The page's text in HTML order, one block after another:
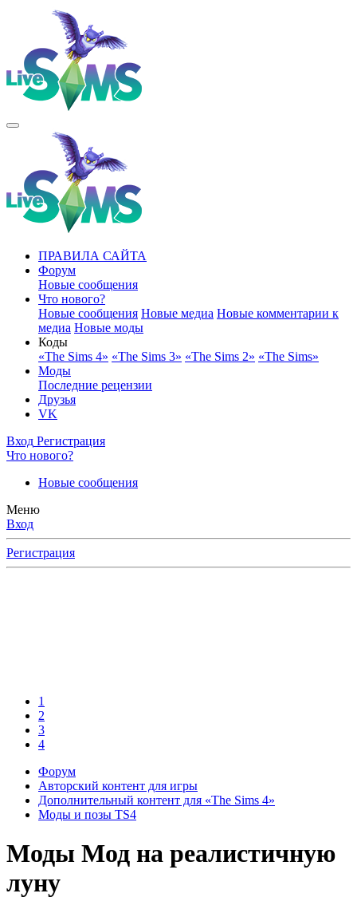
ПРАВИЛА САЙТА
Форум
Новые сообщения
Что нового?
Новые сообщения Новые медиа Новые комментарии к
медиа Новые моды
Коды
«The Sims 4» «The Sims 3» «The Sims 2» «The Sims»
Моды
Последние рецензии
Друзья
VK
Вход Регистрация
Что нового?
Новые сообщения
Меню
Вход
Регистрация
1
2
3
4
Форум
Авторский контент для игры
Дополнительный контент для «The Sims 4»
Моды и позы TS4
Моды Мод на реалистичную
луну